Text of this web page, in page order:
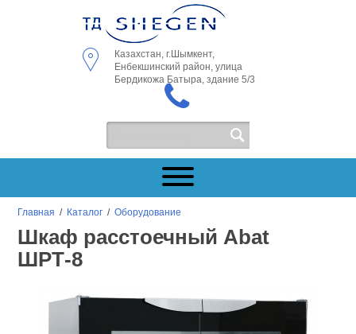
Казахстан, г.Шымкент,
Енбекшинский район, улица
Бердикожа Батыра, здание 5/3
Главная / Каталог /Оборудование
Шкаф расстоечный Abat
ШРТ-8